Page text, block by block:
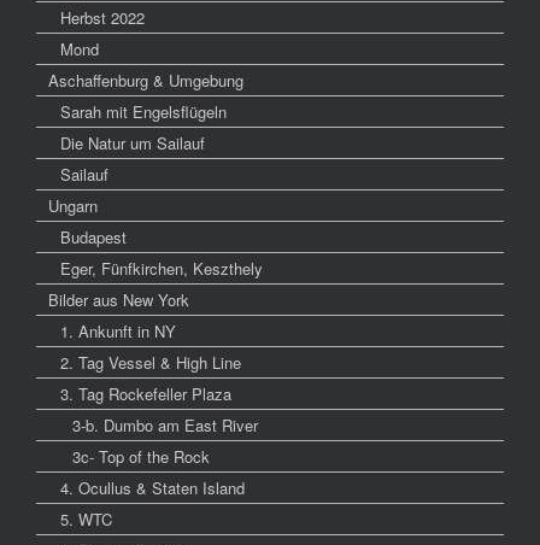
Herbst 2022
Mond
Aschaffenburg & Umgebung
Sarah mit Engelsflügeln
Die Natur um Sailauf
Sailauf
Ungarn
Budapest
Eger, Fünfkirchen, Keszthely
Bilder aus New York
1. Ankunft in NY
2. Tag Vessel & High Line
3. Tag Rockefeller Plaza
3-b. Dumbo am East River
3c- Top of the Rock
4. Ocullus & Staten Island
5. WTC